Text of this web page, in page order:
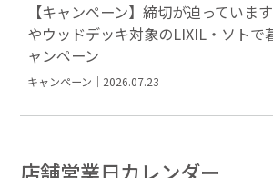
【キャンペーン】締切が迫っていま
やウッドデッキ対象のLIXIL・ソトで
ャンペーン
キャンペーン｜2026.07.23
店舗営業日カレンダー